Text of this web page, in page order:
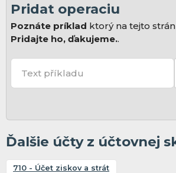
Pridat operaciu
Poznáte príklad ktorý na tejto
Pridajte ho, ďakujeme..
Text příkladu
Ďalšie účty z účtovnej
710 - Účet ziskov a strát